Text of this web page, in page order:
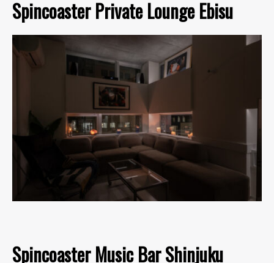
Spincoaster Private Lounge Ebisu
Spincoaster Music Bar Shinjuku